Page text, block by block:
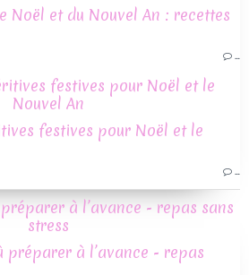
…
festives pour Noël et le
Nouvel An
…
à l’avance - repas sans
stress